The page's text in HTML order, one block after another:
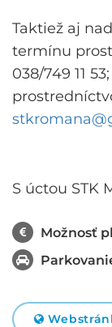
Taktiež aj
termínu
038/749 11
S úctou STK
Možnosť